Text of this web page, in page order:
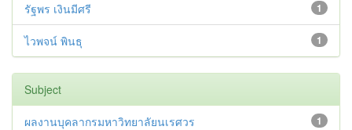
1
รัฐพร เงินมีศรี
1
ไวพจน์ พินธุ
Subject
1
ผลงานบุคลากรมหาวิทยาลัยนเรศวร